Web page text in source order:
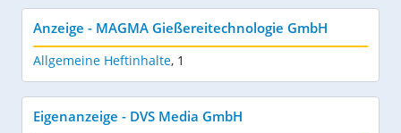
Anzeige - MAGMA Gießereitechnologie GmbH
Allgemeine Heftinhalte, 1
Eigenanzeige - DVS Media GmbH